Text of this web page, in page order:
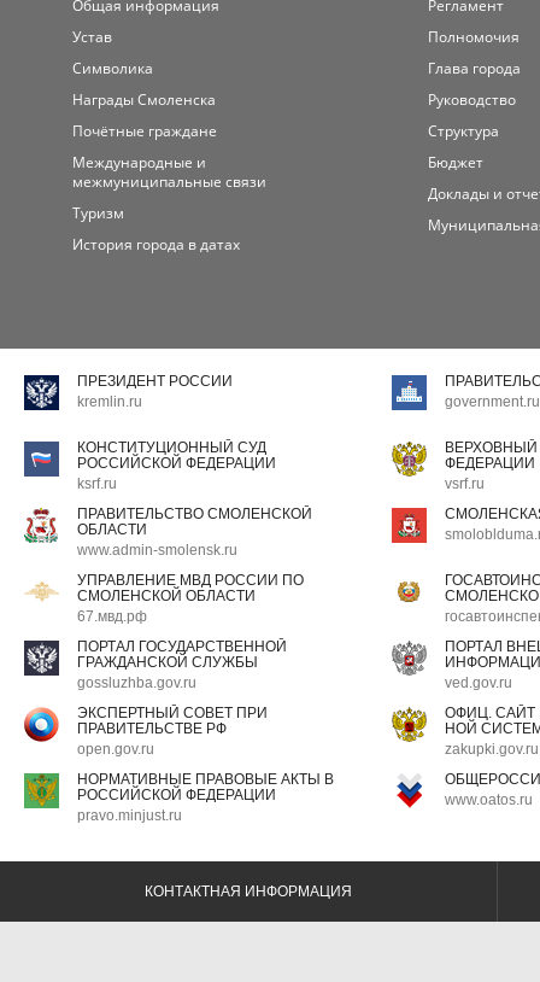
Общая информация
Устав
Символика
Награды Смоленска
Почётные граждане
Международные и
межмуниципальные связи
Туризм
История города в датах
Регламент
Полномочия
Глава города
Руководство
Структура
Бюджет
Доклады и
ПРЕЗИДЕНТ РОССИИ
kremlin.ru
government.ru
КОНСТИТУЦИОННЫЙ СУД
РОССИЙСКОЙ ФЕДЕРАЦИИ
ksrf.ru
ФЕДЕРАЦИИ
vsrf.ru
ПРАВИТЕЛЬСТВО СМОЛЕНСКОЙ
ОБЛАСТИ
www.admin-smolensk.ru
УПРАВЛЕНИЕ МВД РОССИИ ПО
СМОЛЕНСКОЙ ОБЛАСТИ
67.мвд.рф
ПОРТАЛ ГОСУДАРСТВЕННОЙ
ГРАЖДАНСКОЙ СЛУЖБЫ
gossluzhba.gov.ru
ПОРТАЛ
ved.gov.ru
ЭКСПЕРТНЫЙ СОВЕТ ПРИ
ПРАВИТЕЛЬСТВЕ РФ
open.gov.ru
ОФИЦ.
НОЙ
zakupki.gov.ru
НОРМАТИВНЫЕ ПРАВОВЫЕ АКТЫ В
РОССИЙСКОЙ ФЕДЕРАЦИИ
pravo.minjust.ru
www.oatos.ru
КОНТАКТНАЯ ИНФОРМАЦИЯ